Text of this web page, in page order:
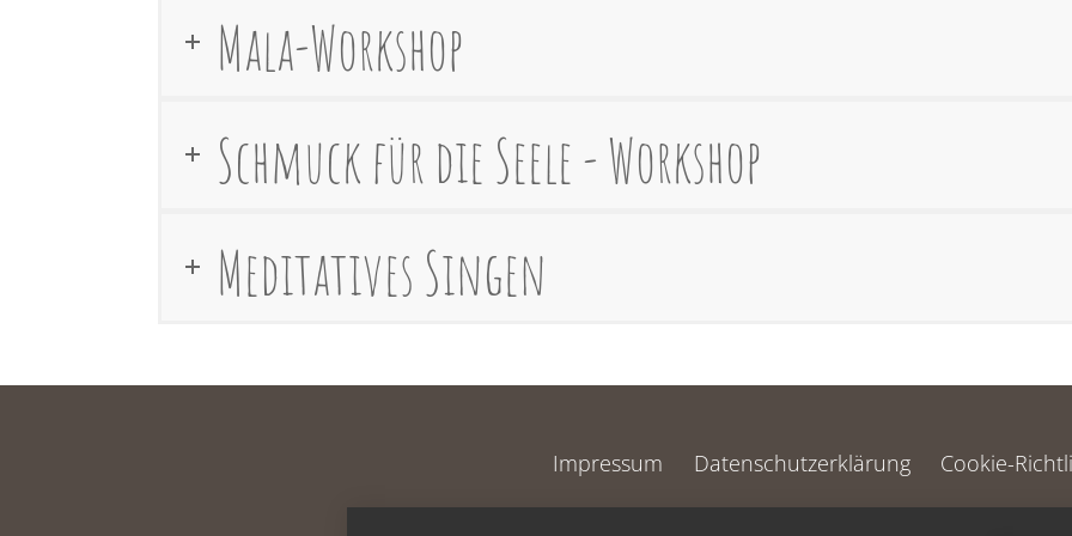
Mala-Workshop
Schmuck für die Seele - Workshop
Meditatives Singen
Impressum Datenschutzerklärung Cookie-